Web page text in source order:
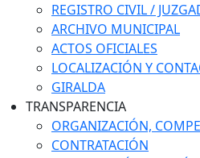
REGISTRO CIVIL /
ARCHIVO MUNICIPAL
ACTOS OFICIALES
LOCALIZACIÓN Y
GIRALDA
TRANSPARENCIA
ORGANIZACIÓN,
CONTRATACIÓN